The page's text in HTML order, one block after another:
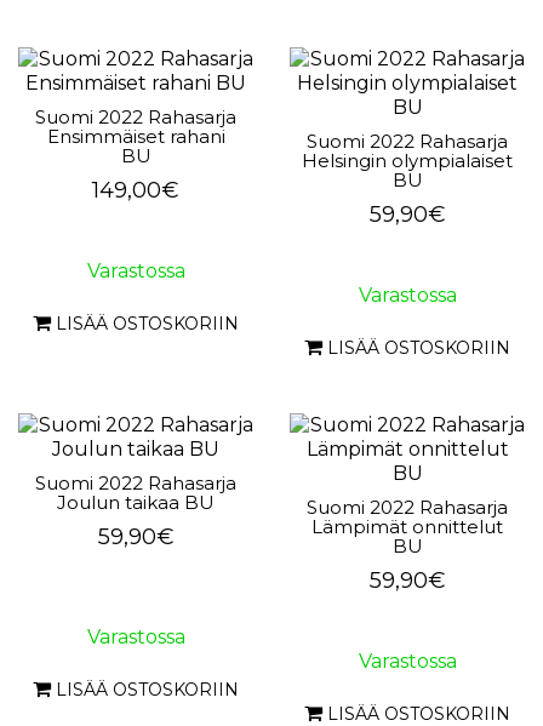
Suomi 2022 Rahasarja
Ensimmäiset rahani
BU
149,00€
Varastossa
LISÄÄ OSTOSKORIIN
Suomi 2022 Rahasarja
Helsingin olympialaiset
BU
59,90€
Varastossa
LISÄÄ OSTOSKORIIN
Suomi 2022 Rahasarja
Joulun taikaa BU
59,90€
Varastossa
LISÄÄ OSTOSKORIIN
Suomi 2022 Rahasarja
Lämpimät onnittelut
BU
59,90€
Varastossa
LISÄÄ OSTOSKORIIN